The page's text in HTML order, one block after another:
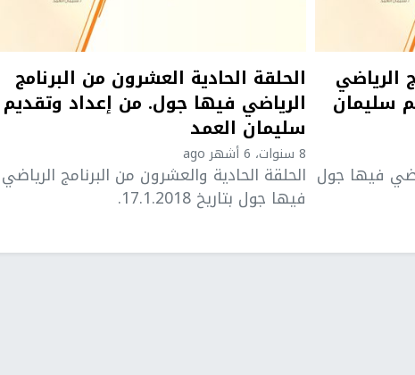
الرياضي
سليمان
فيها جول
الحلقة الحادية العشرون من البرنامج
الرياضي فيها جول. من إعداد وتقديم
سليمان العمد
8 سنوات، 6 أشهر ago
الحلقة الحادية والعشرون من البرنامج الرياضي
فيها جول بتاريخ 17.1.2018.